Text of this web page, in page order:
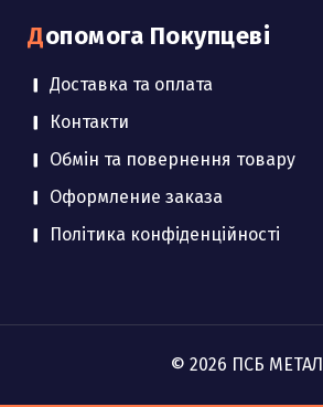
Допомога Покупцеві
Доставка та оплата
Контакти
Обмін та повернення товару
Оформление заказа
Політика конфіденційності
© 2026 ПСБ МЕТАЛ